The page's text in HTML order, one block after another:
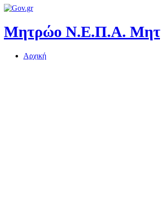
Μητρώο Ν.Ε.Π.Α.
Αρχική